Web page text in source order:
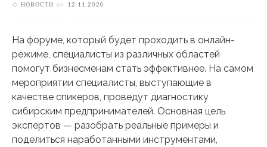
НОВОСТИ on 12.11.2020
На форуме, который будет проходить в онлайн-
режиме, специалисты из различных областей
помогут бизнесменам стать эффективнее. На самом
мероприятии специалисты, выступающие в
качестве спикеров, проведут диагностику
сибирским предпринимателей. Основная цель
экспертов — разобрать реальные примеры и
поделиться наработанными инструментами,